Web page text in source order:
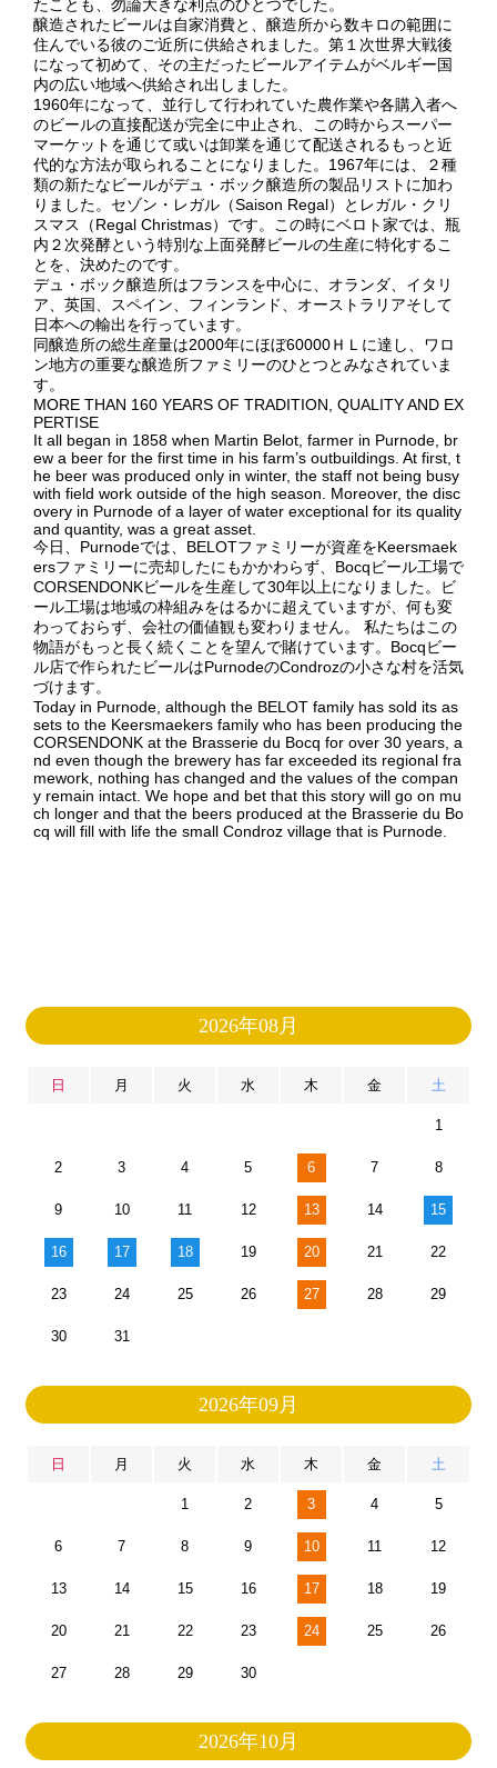
たことも、勿論大きな利点のひとつでした。
醸造されたビールは自家消費と、醸造所から数キロの範囲に
住んでいる彼のご近所に供給されました。第１次世界大戦後
になって初めて、その主だったビールアイテムがベルギー国
内の広い地域へ供給され出しました。
1960年になって、並行して行われていた農作業や各購入者へ
のビールの直接配送が完全に中止され、この時からスーパー
マーケットを通じて或いは卸業を通じて配送されるもっと近
代的な方法が取られることになりました。1967年には、２種
類の新たなビールがデュ・ボック醸造所の製品リストに加わ
りました。セゾン・レガル（Saison Regal）とレガル・クリ
スマス（Regal Christmas）です。この時にベロト家では、瓶
内２次発酵という特別な上面発酵ビールの生産に特化するこ
とを、決めたのです。
デュ・ボック醸造所はフランスを中心に、オランダ、イタリ
ア、英国、スペイン、フィンランド、オーストラリアそして
日本への輸出を行っています。
同醸造所の総生産量は2000年にほぼ60000ＨＬに達し、ワロ
ン地方の重要な醸造所ファミリーのひとつとみなされていま
す。
MORE THAN 160 YEARS OF TRADITION, QUALITY AND EX
PERTISE
It all began in 1858 when Martin Belot, farmer in Purnode, br
ew a beer for the first time in his farm’s outbuildings. At first, t
he beer was produced only in winter, the staff not being busy
with field work outside of the high season. Moreover, the disc
overy in Purnode of a layer of water exceptional for its quality
and quantity, was a great asset.
今日、Purnodeでは、BELOTファミリーが資産をKeersmaek
ersファミリーに売却したにもかかわらず、Bocqビール工場で
CORSENDONKビールを生産して30年以上になりました。ビ
ール工場は地域の枠組みをはるかに超えていますが、何も変
わっておらず、会社の価値観も変わりません。 私たちはこの
物語がもっと長く続くことを望んで賭けています。Bocqビー
ル店で作られたビールはPurnodeのCondrozの小さな村を活気
づけます。
Today in Purnode, although the BELOT family has sold its as
sets to the Keersmaekers family who has been producing the
CORSENDONK at the Brasserie du Bocq for over 30 years, a
nd even though the brewery has far exceeded its regional fra
mework, nothing has changed and the values of the compan
y remain intact. We hope and bet that this story will go on mu
ch longer and that the beers produced at the Brasserie du Bo
cq will fill with life the small Condroz village that is Purnode.
2026年08月
日 月 火 水 木 金 土
1
2 3 4 5 6 7 8
9 10 11 12 13 14 15
16 17 18 19 20 21 22
23 24 25 26 27 28 29
30 31
2026年09月
日 月 火 水 木 金 土
1 2 3 4 5
6 7 8 9 10 11 12
13 14 15 16 17 18 19
20 21 22 23 24 25 26
27 28 29 30
2026年10月